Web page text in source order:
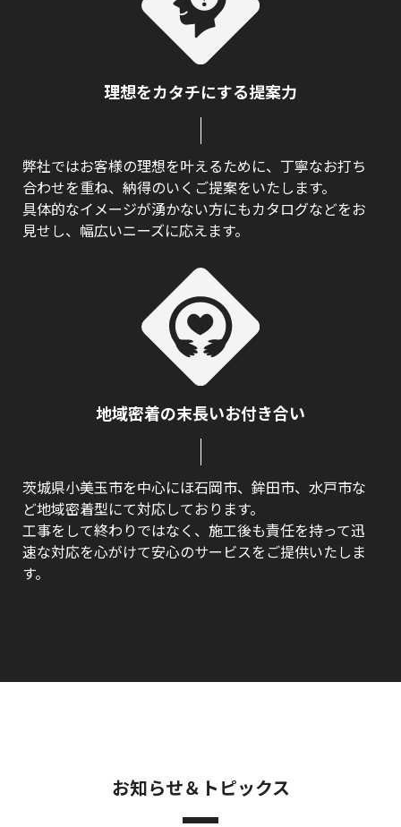
理想をカタチにする提案力
弊社ではお客様の理想を叶えるために、丁寧なお打ち
合わせを重ね、納得のいくご提案をいたします。
具体的なイメージが湧かない方にもカタログなどをお
見せし、幅広いニーズに応えます。
地域密着の末長いお付き合い
茨城県小美玉市を中心にほ石岡市、鉾田市、水戸市な
ど地域密着型にて対応しております。
工事をして終わりではなく、施工後も責任を持って迅
速な対応を心がけて安心のサービスをご提供いたしま
す。
お知らせ＆トピックス